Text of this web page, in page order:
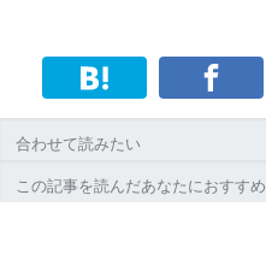
合わせて読みたい
この記事を読んだあなたにおすすめ